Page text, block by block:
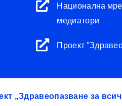
Национална
медиатори
Проект
„Здравеопазване за